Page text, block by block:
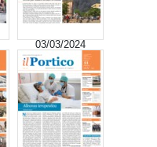
03/03/2024